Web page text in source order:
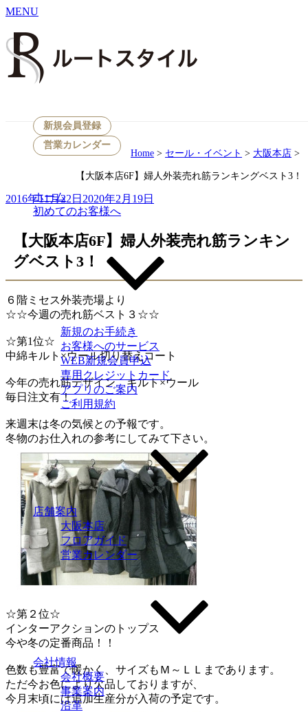
MENU
to
content
新規会員登録
営業カレンダー
ホーム
初めてのお客様へ
新規のお手続き
お客様へのサービス
WEB新規会員申込
専用クレジットカード
アプリのご案内
ご利用規約
店舗案内
大阪本店
フロアガイド
営業カレンダー
会社情報
会社概要
事業案内
沿革
Home > セール・イベント > 大阪本店 >
【大阪本店6F】婦人外装売れ筋ランキングベスト3！
Posted
2016年11月22日 2020年2月19日
【大阪本店6F】婦人外装売れ筋ランキン
グベスト3！
６階ミセス外装売場より
☆☆今週の売れ筋ベスト３☆☆
☆第1位☆
中綿キルト×ウール切り替えコート
今年の売れ筋デザイン キルト×ウール
毎日注文有！
来週末は冬の気候との予報です。
冬物のお仕入れの参考にしてみて下さい。
☆第２位☆
インターアクションのトップス
今や冬の定番商品！！
色数も豊富で暖かく、サイズもＭ～ＬＬまであります。
ただ今お色により欠品しておりますが、
今月末頃には追加生産分が入荷の予定です。